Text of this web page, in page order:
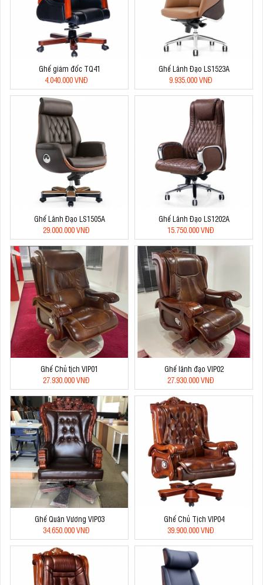
Ghế giám đốc TQ41
4.040.000 VNĐ
Ghế Lãnh Đạo LS1523A
9.935.000 VNĐ
Ghế Lãnh Đạo LS1505A
29.000.000 VNĐ
Ghế Lãnh Đạo LS1202A
15.750.000 VNĐ
Ghế Chủ tịch VIP01
27.930.000 VNĐ
Ghế lãnh đạo VIP02
27.930.000 VNĐ
Ghế Quân Vương VIP03
34.650.000 VNĐ
Ghế Chủ Tịch VIP04
39.900.000 VNĐ